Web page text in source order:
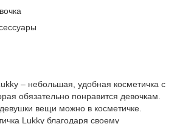
– небольшая, удобная косметичка с
обязательно понравится девочкам.
вещи можно в косметичке.
Lukky благодаря своему